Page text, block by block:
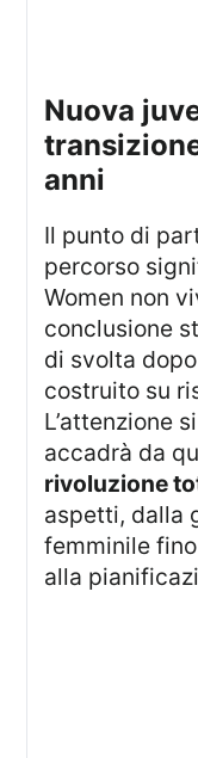
nuova juventus women: la
anni
Il punto di partenza è la fine di un
percorso
Women non
conclusione
di svolta
costruito su
L’attenzione
accadrà da
rivoluzione
aspetti, dalla
femminile
alla